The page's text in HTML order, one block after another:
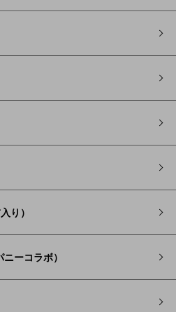
り）
ーコラボ）